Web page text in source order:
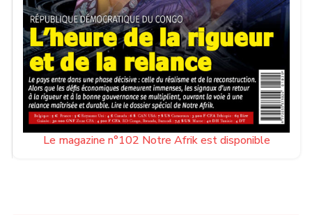
Le magazine n°102 Notre Afrik est disponible